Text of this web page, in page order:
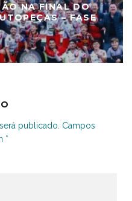
NA FINAL DO
– FASE
publicado. Campos
*